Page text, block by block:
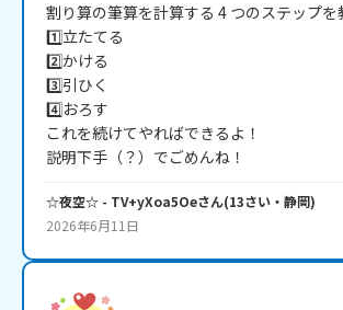
割り算の筆算を計算する 4 つのステップを
1️⃣立たてる
2️⃣かける
3️⃣引ひく
4️⃣おろす
これを続けてやればできるよ！
説明下手（？）でごめんね！
☆夜空☆ - TV+yXoa5Oeさん(13さい・ 静岡)
2026年6月11日